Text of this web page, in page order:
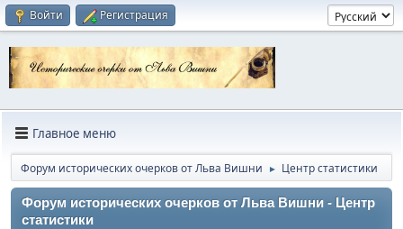
Войти Регистрация
Главное меню
Форум исторических очерков от Льва Вишни ► Центр статистики
Форум исторических очерков от Льва Вишни - Центр
статистики